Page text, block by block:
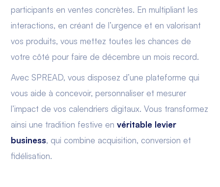
participants en ventes concrètes. En multipliant les
interactions, en créant de l’urgence et en valorisant
vos produits, vous mettez toutes les chances de
votre côté pour faire de décembre un mois record.
Avec SPREAD, vous disposez d’une plateforme qui
vous aide à concevoir, personnaliser et mesurer
l’impact de vos calendriers digitaux. Vous transformez
ainsi une tradition festive envéritable levier
business, qui combine acquisition, conversion et
fidélisation.